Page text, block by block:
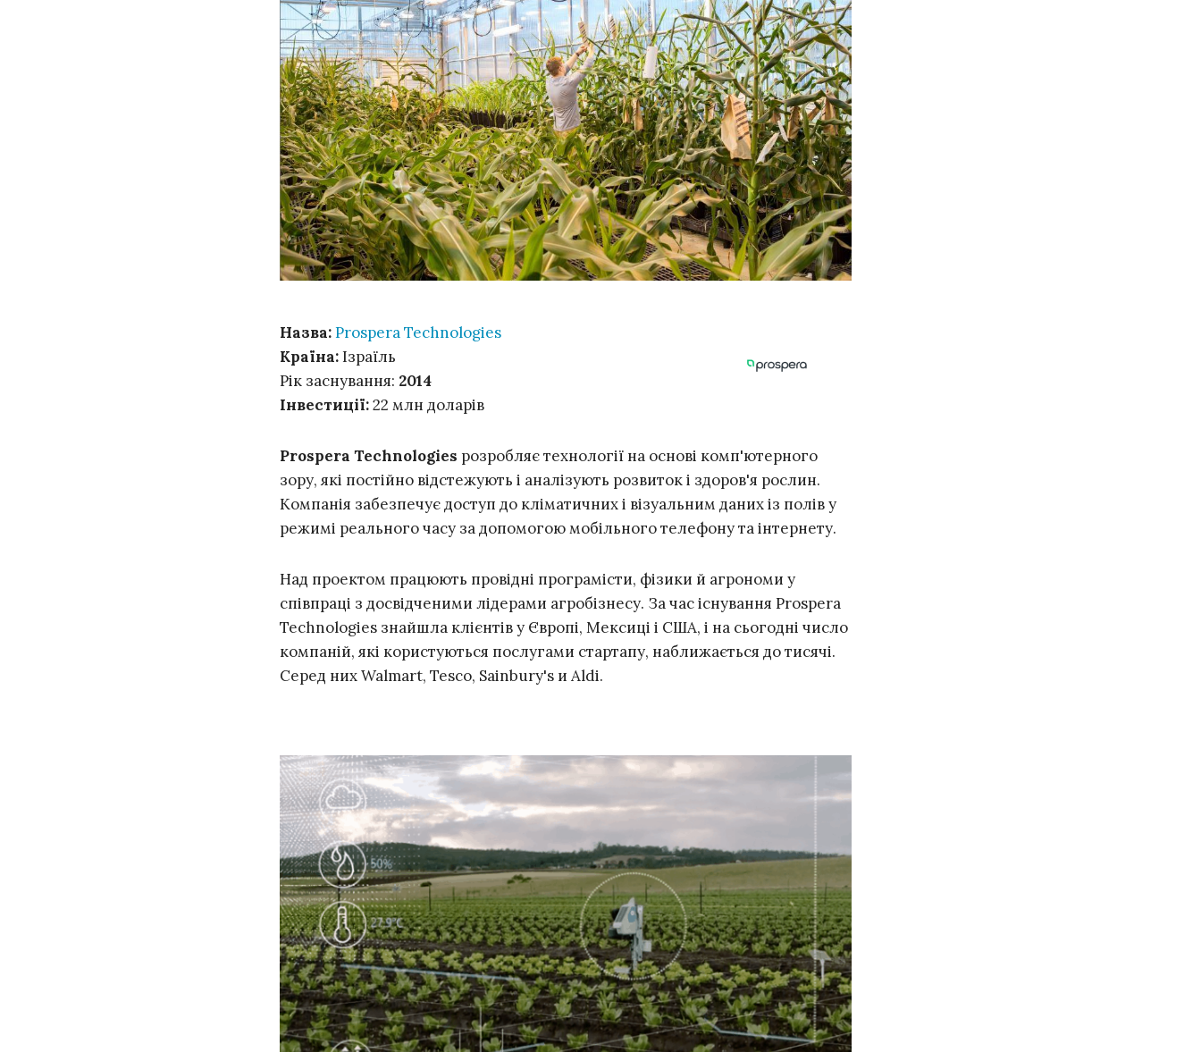
Назва:Prospera Technologies
Країна:Ізраїль
Рік заснування: 2014
Інвестиції:22 млн доларів
Prospera Technologies розробляє технології на основі комп'ютерного
зору, які постійно відстежують і аналізують розвиток і здоров'я рослин.
Компанія забезпечує доступ до кліматичних і візуальним даних із полів у
режимі реального часу за допомогою мобільного телефону та інтернету.
Над проектом працюють провідні програмісти, фізики й агрономи у
співпраці з досвідченими лідерами агробізнесу. За час існування Prospera
Technologies знайшла клієнтів у Європі, Мексиці і США, і на сьогодні число
компаній, які користуються послугами стартапу, наближається до тисячі.
Серед них Walmart, Tesco, Sainbury's и Aldi.